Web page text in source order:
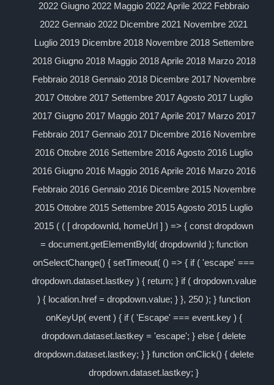
2022 Giugno 2022 Maggio 2022 Aprile 2022 Febbraio
2022 Gennaio 2022 Dicembre 2021 Novembre 2021
Luglio 2019 Dicembre 2018 Novembre 2018 Settembre
2018 Giugno 2018 Maggio 2018 Aprile 2018 Marzo 2018
Febbraio 2018 Gennaio 2018 Dicembre 2017 Novembre
2017 Ottobre 2017 Settembre 2017 Agosto 2017 Luglio
2017 Giugno 2017 Maggio 2017 Aprile 2017 Marzo 2017
Febbraio 2017 Gennaio 2017 Dicembre 2016 Novembre
2016 Ottobre 2016 Settembre 2016 Agosto 2016 Luglio
2016 Giugno 2016 Maggio 2016 Aprile 2016 Marzo 2016
Febbraio 2016 Gennaio 2016 Dicembre 2015 Novembre
2015 Ottobre 2015 Settembre 2015 Agosto 2015 Luglio
2015 ( ( [ dropdownId, homeUrl ] ) => { const dropdown
= document.getElementById( dropdownId ); function
onSelectChange() { setTimeout( () => { if ( 'escape' ===
dropdown.dataset.lastkey ) { return; } if ( dropdown.value
) { location.href = dropdown.value; } }, 250 ); } function
onKeyUp( event ) { if ( 'Escape' === event.key ) {
dropdown.dataset.lastkey = 'escape'; } else { delete
dropdown.dataset.lastkey; } } function onClick() { delete
dropdown.dataset.lastkey; }